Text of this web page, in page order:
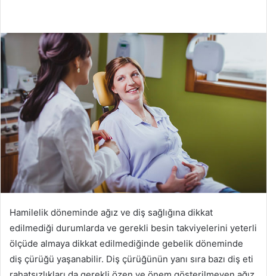
Hamilelik döneminde ağız ve diş sağlığına dikkat
edilmediği durumlarda ve gerekli besin takviyelerini yeterli
ölçüde almaya dikkat edilmediğinde gebelik döneminde
diş çürüğü yaşanabilir. Diş çürüğünün yanı sıra bazı diş eti